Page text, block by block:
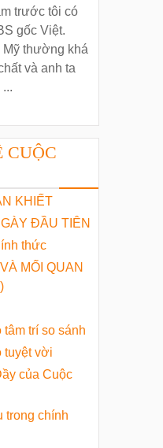
trước tôi có
gốc Việt.
thường khá
và anh ta
CUỘC
KHIẾT
ĐẦU TIÊN
thức
MỐI QUAN
trí so sánh
tuyệt vời
của Cuộc
trong chính